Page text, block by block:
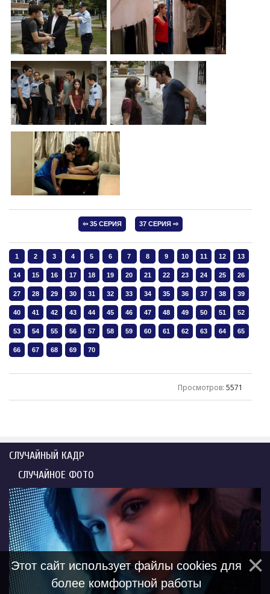
Просмотров: 5571
СЛУЧАЙНЫЙ КАДР
СЛУЧАЙНОЕ ФОТО
Этот сайт использует файлы cookies для
более комфортной работы